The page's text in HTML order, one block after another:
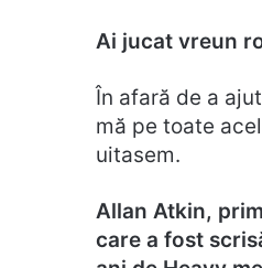
Ai jucat vreun
În afară de a
mă pe toate
uitasem.
Allan Atkin,
care a fost